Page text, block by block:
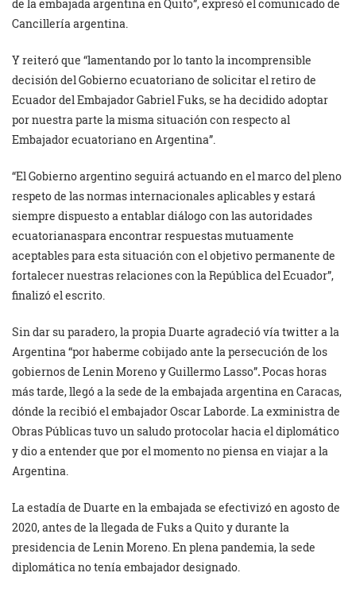
de la embajada argentina en Quito”, expresó el comunicado de
Cancillería argentina.
Y reiteró que “lamentando por lo tanto la incomprensible
decisión del Gobierno ecuatoriano de solicitar el retiro de
Ecuador del Embajador Gabriel Fuks, se ha decidido adoptar
por nuestra parte la misma situación con respecto al
Embajador ecuatoriano en Argentina”.
“El Gobierno argentino seguirá actuando en el marco del pleno
respeto de las normas internacionales aplicables y estará
siempre dispuesto a entablar diálogo con las autoridades
ecuatorianaspara encontrar respuestas mutuamente
aceptables para esta situación con el objetivo permanente de
fortalecer nuestras relaciones con la República del Ecuador”,
finalizó el escrito.
Sin dar su paradero, la propia Duarte agradeció vía twitter a la
Argentina “por haberme cobijado ante la persecución de los
gobiernos de Lenin Moreno y Guillermo Lasso”.Pocas horas
más tarde, llegó a la sede de la embajada argentina en Caracas,
dónde la recibió el embajador Oscar Laborde. La exministra de
Obras Públicas tuvo un saludo protocolar hacia el diplomático
y dio a entender que por el momento no piensa en viajar a la
Argentina.
La estadía de Duarte en la embajada se efectivizó en agosto de
2020, antes de la llegada de Fuks a Quito y durante la
presidencia de Lenin Moreno. En plena pandemia, la sede
diplomática no tenía embajador designado.